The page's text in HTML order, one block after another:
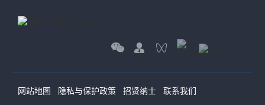
网站地图 隐私与保护政策 招贤纳士 联系我们